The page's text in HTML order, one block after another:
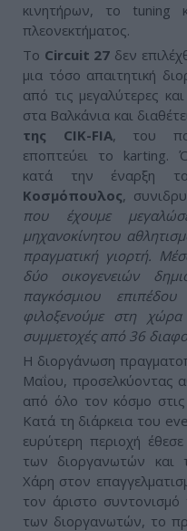
κινητήρων, το tuning
πλεονεκτήματος.
Το Circuit 27 δεν
μια τόσο απαιτητική
από τις μεγαλύτερες
στα Βαλκάνια και
της CIK-FIA, του
εποπτεύει το karting.
κατά την έναρξη
Κοσμόπουλος,
που έχουμε
μηχανοκίνητου
πραγματική γιορτή.
δύο οικογενειών
παγκόσμιου
φιλοξενούμε στη
συμμετοχές από 36
Η διοργάνωση
Μαΐου, προσελκύοντας
από όλο τον κόσμο
Κατά τη διάρκεια του
ευρύτερη περιοχή
των διοργανωτών και
Χάρη στον
τον άριστο
των διοργανωτών, το